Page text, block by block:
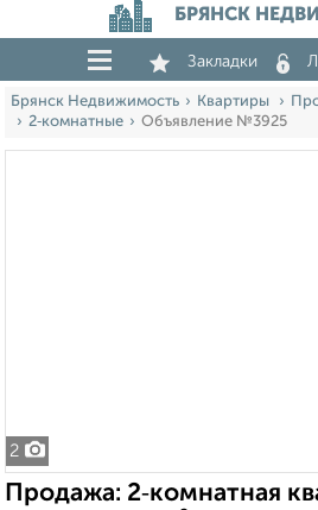
БРЯНСК
Закладки
Брянск Недвижимость Квартиры
2‑комнатные
Объявление №3925
2
Продажа: 2‑комнатная